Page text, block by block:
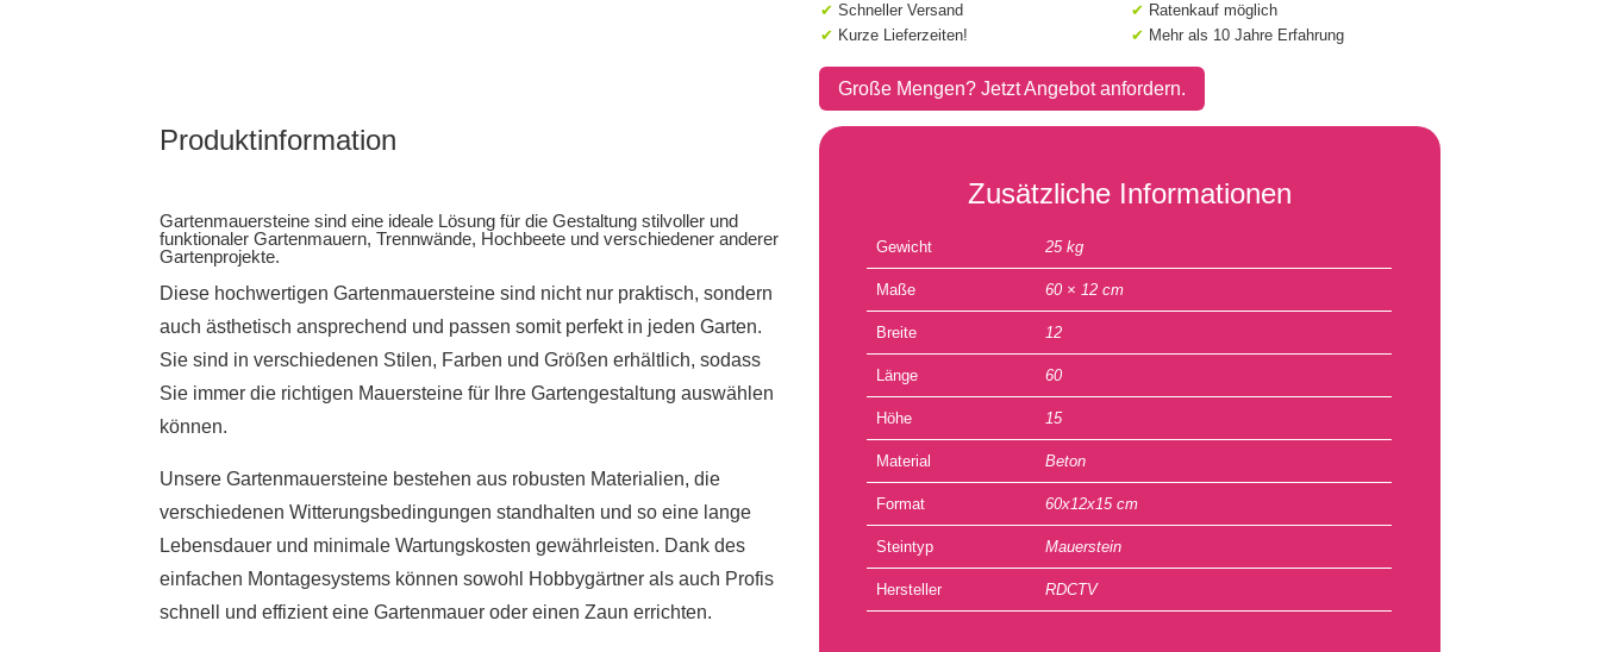
✔Schneller Versand ✔ Ratenkauf möglich
✔ Kurze Lieferzeiten! ✔ Mehr als 10 Jahre Erfahrung
Große Mengen? Jetzt Angebot anfordern.
Produktinformation
Gartenmauersteine ​​sind eine ideale Lösung für die Gestaltung stilvoller und
funktionaler Gartenmauern, Trennwände, Hochbeete und verschiedener anderer
Gartenprojekte.
Diese hochwertigen Gartenmauersteine ​​sind nicht nur praktisch, sondern
auch ästhetisch ansprechend und passen somit perfekt in jeden Garten.
Sie sind in verschiedenen Stilen, Farben und Größen erhältlich, sodass
Sie immer die richtigen Mauersteine ​​für Ihre Gartengestaltung auswählen
können.
Unsere Gartenmauersteine ​​bestehen aus robusten Materialien, die
verschiedenen Witterungsbedingungen standhalten und so eine lange
Lebensdauer und minimale Wartungskosten gewährleisten. Dank des
einfachen Montagesystems können sowohl Hobbygärtner als auch Profis
schnell und effizient eine Gartenmauer oder einen Zaun errichten.
Zusätzliche Informationen
Gewicht 25 kg
Maße 60 × 12 cm
Breite 12
Länge 60
Höhe 15
Material Beton
Format 60x12x15 cm
Steintyp Mauerstein
Hersteller RDCTV